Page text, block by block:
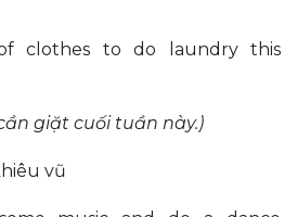
clothes to do laundry this
giặt cuối tuần này.)
vũ